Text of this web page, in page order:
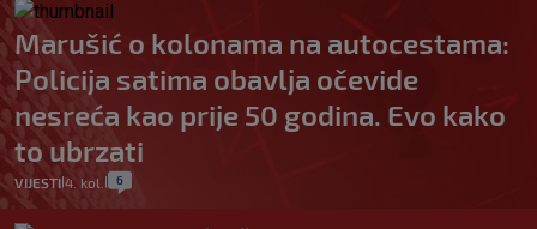
Marušić o kolonama na autocestama:
Policija satima obavlja očevide
nesreća kao prije 50 godina. Evo kako
to ubrzati
VIJESTI 4. kol. 6